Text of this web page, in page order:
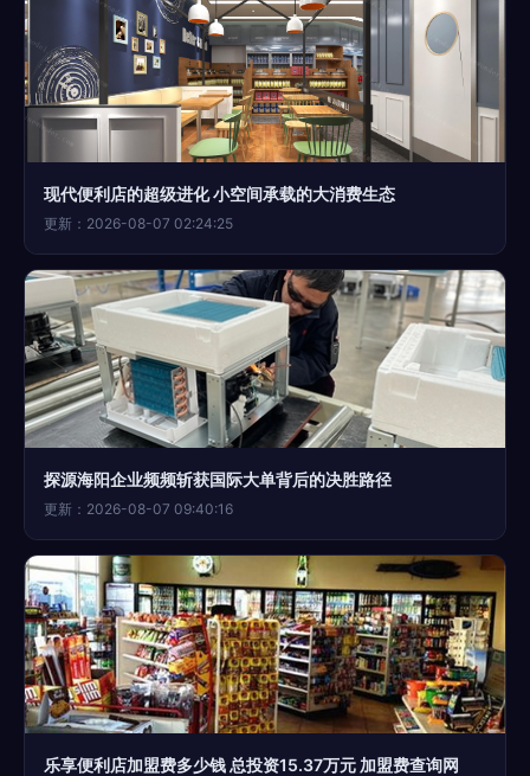
现代便利店的超级进化 小空间承载的大消费生态
更新：2026-08-07 02:24:25
探源海阳企业频频斩获国际大单背后的决胜路径
更新：2026-08-07 09:40:16
乐享便利店加盟费多少钱 总投资15.37万元 加盟费查询网